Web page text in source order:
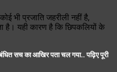
भी प्रजाति जहरीली नहीं है,
है। यही कारण है कि छिपकलियों के
सच का आखिर पता चल गया.. पढ़िए पूरी